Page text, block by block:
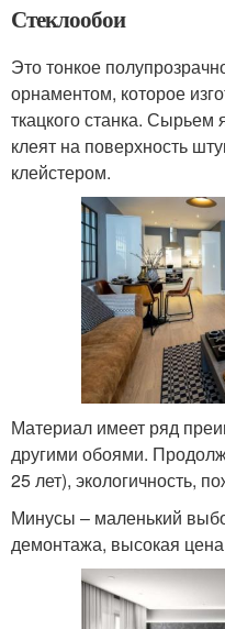
Стеклообои
Это тонкое
орнаментом, которое
ткацкого станка.
клеят на поверхность
клейстером.
Материал имеет ряд
другими обоями.
25 лет), экологичность,
Минусы – маленький
демонтажа, высокая